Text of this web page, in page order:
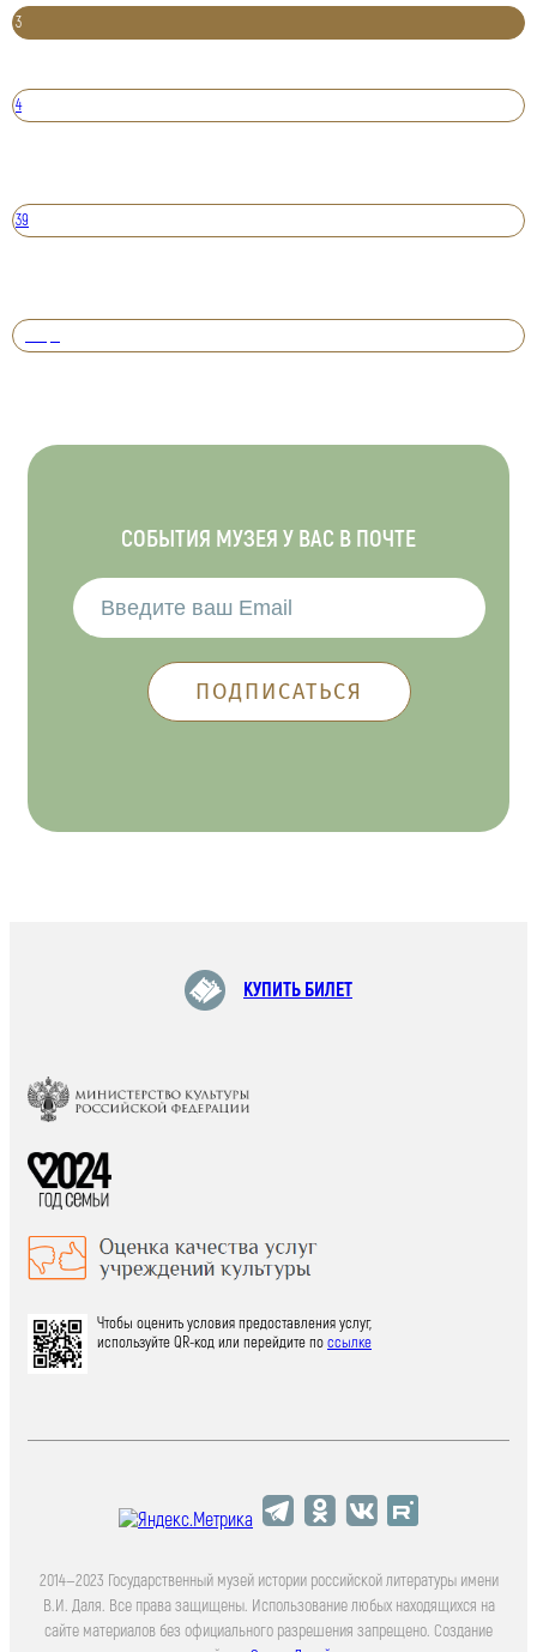
3
4
39
СОБЫТИЯ МУЗЕЯ У ВАС В ПОЧТЕ
КУПИТЬ БИЛЕТ
Чтобы оценить условия предоставления услуг,
используйте QR-код или перейдите поссылке
2014—2023 Государственный музей истории российской литературы имени
В.И. Даля. Все права защищены. Использование любых находящихся на
сайте материалов без официального разрешения запрещено. Создание